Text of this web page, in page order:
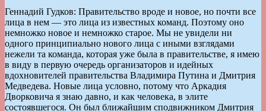
Геннадий Гудков: Правительство вроде и новое, но почти все
лица в нем — это лица из известных команд. Поэтому оно
немножко новое и немножко старое. Мы не увидели ни
одного принципиально нового лица с иными взглядами
нежели та команда, которая уже была в правительстве, я имею
в виду в первую очередь организаторов и идейных
вдохновителей правительства Владимира Путина и Дмитрия
Медведева. Новые лица условно, потому что Аркадия
Дворковича я знаю давно, и как человека, в элите
состоявшегося. Он был ближайшим сподвижником Дмитрия